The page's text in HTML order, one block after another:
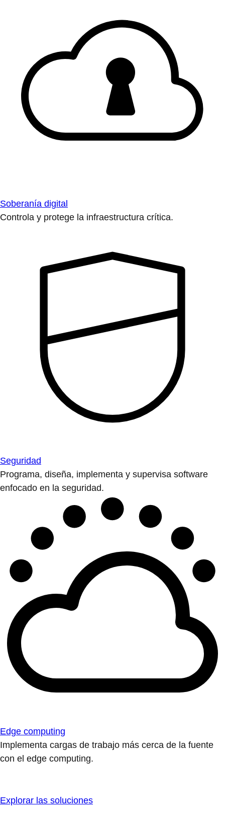
Soberanía digital
Controla y protege la infraestructura crítica.
Seguridad
Programa, diseña, implementa y supervisa software
enfocado en la seguridad.
Edge computing
Implementa cargas de trabajo más cerca de la fuente
con el edge computing.
Explorar las soluciones